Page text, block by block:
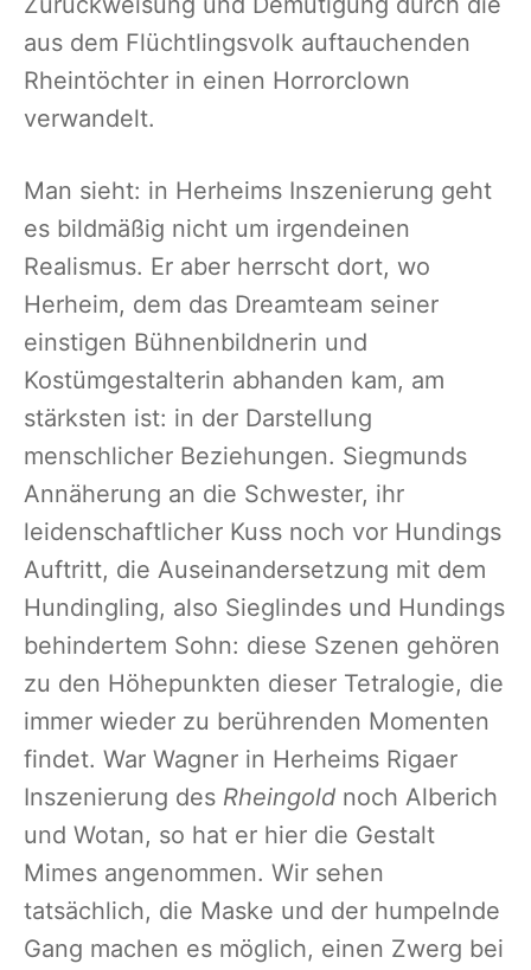
aus dem Flüchtlingsvolk auftauchenden
Rheintöchter in einen Horrorclown
verwandelt.
Man sieht: in Herheims Inszenierung geht
es bildmäßig nicht um irgendeinen
Realismus. Er aber herrscht dort, wo
Herheim, dem das Dreamteam seiner
einstigen Bühnenbildnerin und
Kostümgestalterin abhanden kam, am
stärksten ist: in der Darstellung
menschlicher Beziehungen. Siegmunds
Annäherung an die Schwester, ihr
leidenschaftlicher Kuss noch vor Hundings
Auftritt, die Auseinandersetzung mit dem
Hundingling, also Sieglindes und Hundings
behindertem Sohn: diese Szenen gehören
zu den Höhepunkten dieser Tetralogie, die
immer wieder zu berührenden Momenten
findet. War Wagner in Herheims Rigaer
Inszenierung des Rheingold noch Alberich
und Wotan, so hat er hier die Gestalt
Mimes angenommen. Wir sehen
tatsächlich, die Maske und der humpelnde
Gang machen es möglich, einen Zwerg bei